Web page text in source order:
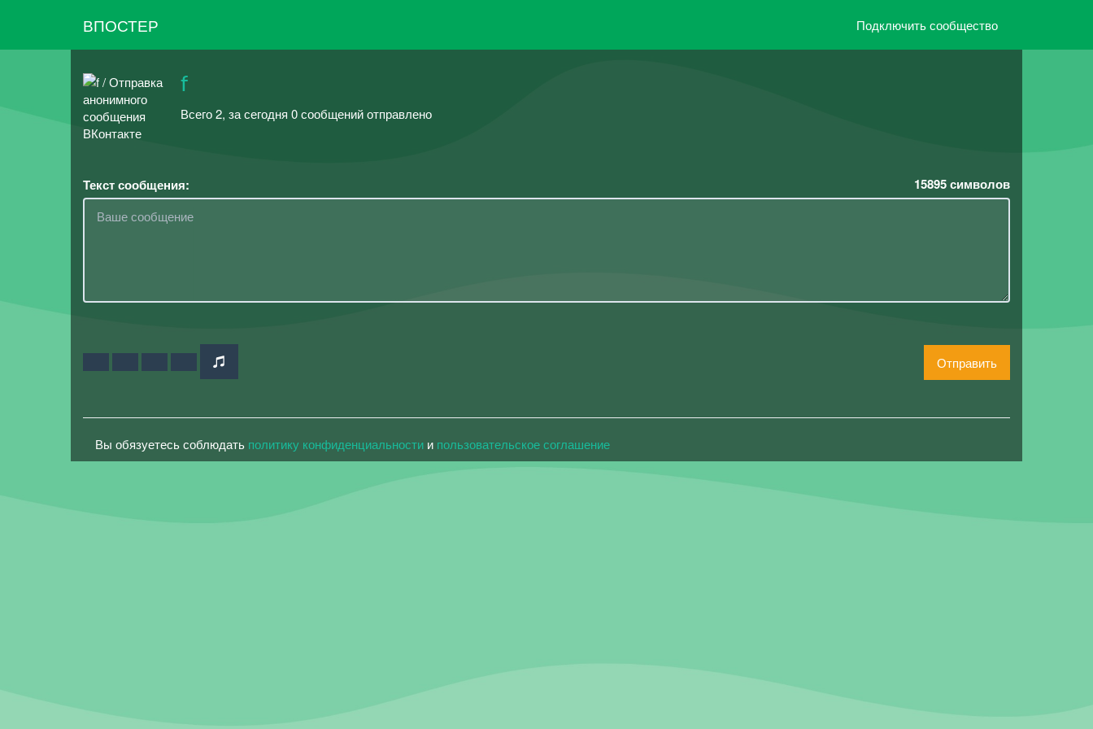
ВПОСТЕР Подключить сообщество
f
Всего 2, за сегодня 0 сообщений отправлено
Текст сообщения: 15895символов
Отправить
Вы обязуетесь соблюдать политику конфиденциальности и пользовательское соглашение